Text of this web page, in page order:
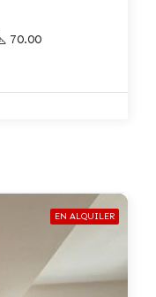
70.00
EN ALQUILER